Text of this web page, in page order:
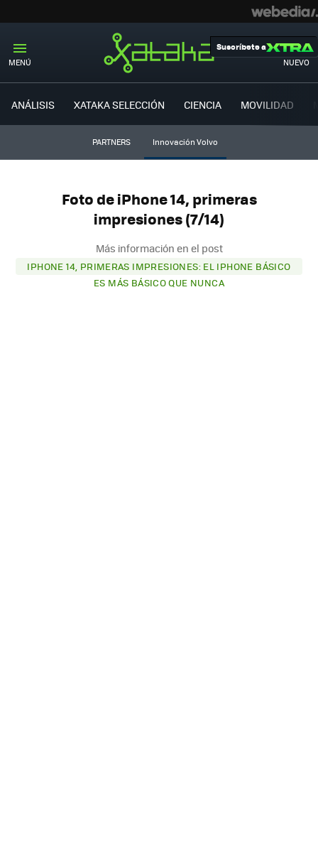
MENÚ NUEVO
Suscríbete a
ANÁLISIS XATAKA SELECCIÓN CIENCIA MOVILIDAD
PARTNERS Innovación Volvo
Foto de iPhone 14, primeras
impresiones (7/14)
Más información en el post
IPHONE 14, PRIMERAS IMPRESIONES: EL IPHONE BÁSICO
ES MÁS BÁSICO QUE NUNCA